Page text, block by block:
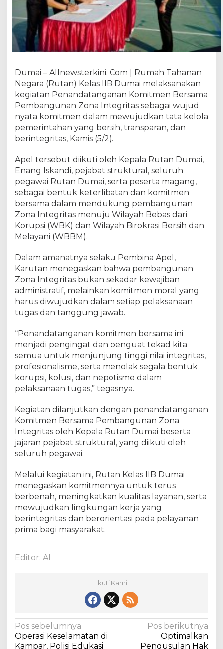
n
a
n
K
o
m
t
m
e
n
B
s
m
a
,
R
u
t
a
n
a
i
T
e
g
h
k
a
n
m
a
n
g
u
n
n
Z
o
I
n
Dumai – Allnewsterkini. Com | Rumah Tahanan
Negara (Rutan) Kelas IIB Dumai melaksanakan
kegiatan Penandatanganan Komitmen Bersama
Pembangunan Zona Integritas sebagai wujud
nyata komitmen dalam mewujudkan tata kelola
pemerintahan yang bersih, transparan, dan
berintegritas, Kamis (5/2).
Apel tersebut diikuti oleh Kepala Rutan Dumai,
Enang Iskandi, pejabat struktural, seluruh
pegawai Rutan Dumai, serta peserta magang,
sebagai bentuk keterlibatan dan komitmen
bersama dalam mendukung pembangunan
Zona Integritas menuju Wilayah Bebas dari
Korupsi (WBK) dan Wilayah Birokrasi Bersih dan
Melayani (WBBM).
Dalam amanatnya selaku Pembina Apel,
Karutan menegaskan bahwa pembangunan
Zona Integritas bukan sekadar kewajiban
administratif, melainkan komitmen moral yang
harus diwujudkan dalam setiap pelaksanaan
tugas dan tanggung jawab.
“Penandatanganan komitmen bersama ini
menjadi pengingat dan penguat tekad kita
semua untuk menjunjung tinggi nilai integritas,
profesionalisme, serta menolak segala bentuk
korupsi, kolusi, dan nepotisme dalam
pelaksanaan tugas,” tegasnya.
Kegiatan dilanjutkan dengan penandatanganan
Komitmen Bersama Pembangunan Zona
Integritas oleh Kepala Rutan Dumai beserta
jajaran pejabat struktural, yang diikuti oleh
seluruh pegawai.
Melalui kegiatan ini, Rutan Kelas IIB Dumai
menegaskan komitmennya untuk terus
berbenah, meningkatkan kualitas layanan, serta
mewujudkan lingkungan kerja yang
berintegritas dan berorientasi pada pelayanan
prima bagi masyarakat.
Editor: Al
Ikuti Kami
N
a
Pos sebelumnya
Operasi Keselamatan di
Kampar, Polisi Edukasi
Pos berikutnya
Optimalkan
Pengusulan Hak